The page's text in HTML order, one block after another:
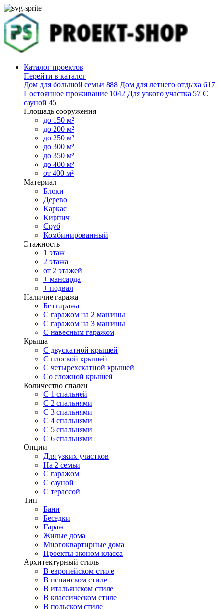
Каталог проектов
Перейти в каталог
Дом для большой семьи 888 Дом для летнего отдыха 617
Постоянное проживание 1042 Для узкого участка 57 С
сауной 45
Площадь сооружения
до 150 м²
до 200 м²
до 250 м²
до 300 м²
до 350 м²
до 400 м²
от 400 м²
Материал
Блоки
Дерево
Каркас
Кирпич
Сруб
Комбинированный
Этажность
1 этаж
2 этажа
от 2 этажей
+ мансарда
+ подвал
Наличие гаража
Без гаража
С гаражом на 2 машины
С гаражом на 3 машины
С навесным гаражом
Крыша
С двускатной крышей
С плоской крышей
С четырехскатной крышей
Со сложной крышей
Количество спален
С 1 спальней
С 2 спальнями
С 3 спальнями
С 4 спальнями
С 5 спальнями
С 6 спальнями
Опции
Для узких участков
На 2 семьи
С гаражом
С сауной
С терассой
Тип
Бани
Беседки
Гараж
Жилые дома
Многоквартирные дома
Проекты эконом класса
Архитектурный стиль
В европейском стиле
В испанском стиле
В итальянском стиле
В классическом стиле
В польском стиле